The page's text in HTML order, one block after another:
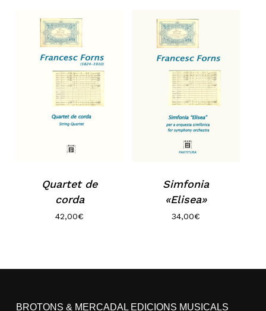
Quartet de
corda
42,00€
Simfonia
«Elisea»
34,00€
BROTONS & MERCADAL EDICIONS MUSICALS